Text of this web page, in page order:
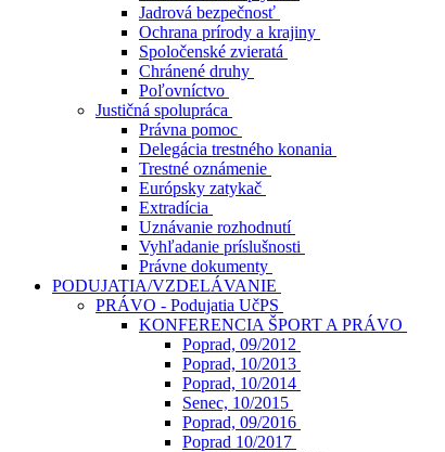
Jadrová bezpečnosť
Ochrana prírody a krajiny
Spoločenské zvieratá
Chránené druhy
Poľovníctvo
Justičná spolupráca
Právna pomoc
Delegácia trestného konania
Trestné oznámenie
Európsky zatykač
Extradícia
Uznávanie rozhodnutí
Vyhľadanie príslušnosti
Právne dokumenty
PODUJATIA/VZDELÁVANIE
PRÁVO - Podujatia UčPS
KONFERENCIA ŠPORT A PRÁVO
Poprad, 09/2012
Poprad, 10/2013
Poprad, 10/2014
Senec, 10/2015
Poprad, 09/2016
Poprad 10/2017